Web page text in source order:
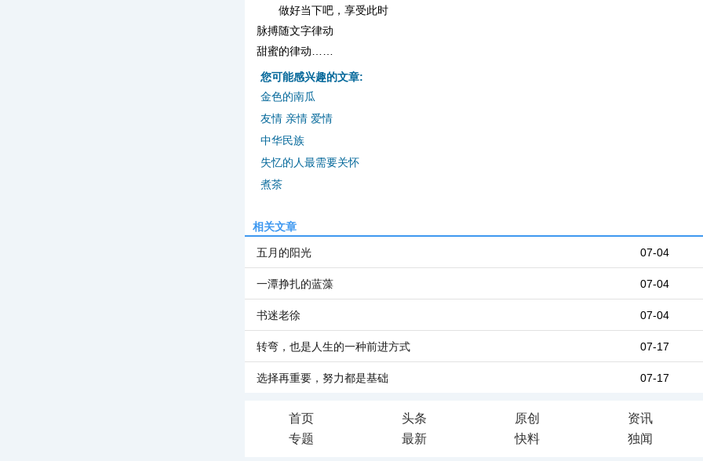
做好当下吧，享受此时
脉搏随文字律动
甜蜜的律动……
您可能感兴趣的文章:
金色的南瓜
友情 亲情 爱情
中华民族
失忆的人最需要关怀
煮茶
相关文章
07-04
五月的阳光
07-04
一潭挣扎的蓝藻
07-04
书迷老徐
07-17
转弯，也是人生的一种前进方式
07-17
选择再重要，努力都是基础
首页 头条 原创
资讯
专题
最新 快料 独闻